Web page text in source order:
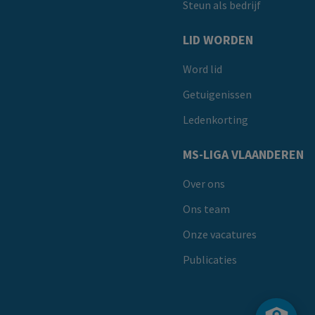
Steun als bedrijf
LID WORDEN
Word lid
Getuigenissen
Ledenkorting
MS-LIGA VLAANDEREN
Over ons
Ons team
Onze vacatures
Publicaties